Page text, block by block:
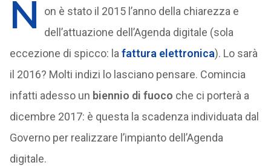
N
on è stato il 2015 l’anno della chiarezza e
dell’attuazione dell’Agenda digitale (sola
eccezione di spicco: la fattura elettronica). Lo sarà
il 2016? Molti indizi lo lasciano pensare. Comincia
infatti adesso un biennio di fuoco che ci porterà a
dicembre 2017: è questa la scadenza individuata dal
Governo per realizzare l’impianto dell’Agenda
digitale.